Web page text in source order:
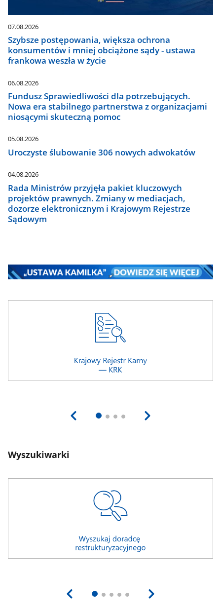
07.08.2026
Szybsze postępowania, większa ochrona
konsumentów i mniej obciążone sądy - ustawa
frankowa weszła w życie
06.08.2026
Fundusz Sprawiedliwości dla potrzebujących.
Nowa era stabilnego partnerstwa z organizacjami
niosącymi skuteczną pomoc
05.08.2026
Uroczyste ślubowanie 306 nowych adwokatów
04.08.2026
Rada Ministrów przyjęła pakiet kluczowych
projektów prawnych. Zmiany w mediacjach,
dozorze elektronicznym i Krajowym Rejestrze
Sądowym
Wyszukiwarki